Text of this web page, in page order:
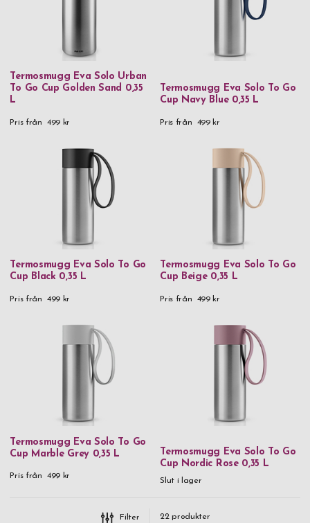
Termosmugg Eva Solo Urban
To Go Cup Golden Sand 0,35
L
Pris från 499 kr
Termosmugg Eva Solo To Go
Cup Navy Blue 0,35 L
Pris från 499 kr
Termosmugg Eva Solo To Go
Cup Black 0,35 L
Pris från 499 kr
Termosmugg Eva Solo To Go
Cup Beige 0,35 L
Pris från 499 kr
Termosmugg Eva Solo To Go
Cup Marble Grey 0,35 L
Pris från 499 kr
Termosmugg Eva Solo To Go
Cup Nordic Rose 0,35 L
Slut i lager
Filter 22produkter